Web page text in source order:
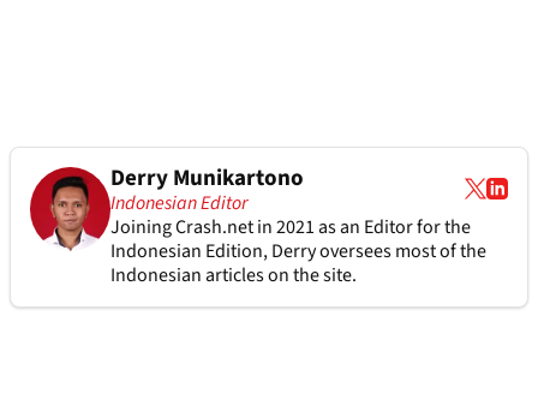
Derry Munikartono
Indonesian Editor
Joining Crash.net in 2021 as an Editor for the
Indonesian Edition, Derry oversees most of the
Indonesian articles on the site.